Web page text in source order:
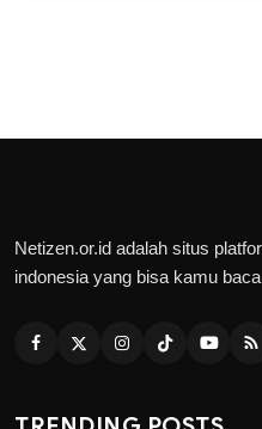
Netizen.or.id adalah situs
indonesia yang bisa kamu